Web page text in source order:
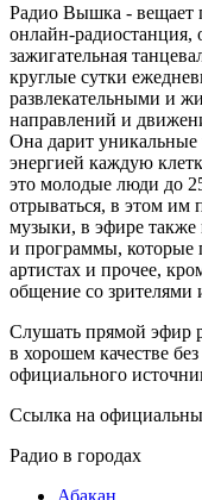
Радио Вышка - вещает
онлайн-радиостанция,
зажигательная
круглые сутки
развлекательными и
направлений и
Она дарит уникальные
энергией каждую
это молодые люди до
отрываться, в этом
музыки, в эфире
и программы, которые
артистах и прочее,
общение со
Слушать прямой эфир
в хорошем качестве
официального
Ссылка на
Радио в городах
Абакан